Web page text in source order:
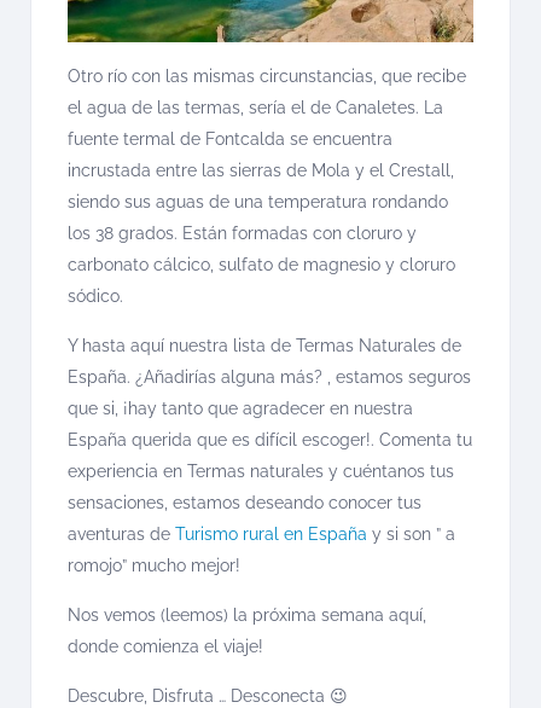
Otro río con las mismas circunstancias, que recibe
el agua de las termas, sería el de Canaletes. La
fuente termal de Fontcalda se encuentra
incrustada entre las sierras de Mola y el Crestall,
siendo sus aguas de una temperatura rondando
los 38 grados. Están formadas con cloruro y
carbonato cálcico, sulfato de magnesio y cloruro
sódico.
Y hasta aquí nuestra lista de Termas Naturales de
España. ¿Añadirías alguna más? , estamos seguros
que si, ¡hay tanto que agradecer en nuestra
España querida que es difícil escoger!. Comenta tu
experiencia en Termas naturales y cuéntanos tus
sensaciones, estamos deseando conocer tus
aventuras de Turismo rural en España y si son ” a
romojo” mucho mejor!
Nos vemos (leemos) la próxima semana aquí,
donde comienza el viaje!
Descubre, Disfruta … Desconecta 😉